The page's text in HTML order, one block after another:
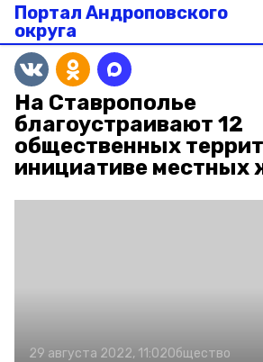
Портал Андроповского
округа
На Ставрополье
благоустраивают 12
общественных
инициативе местных
29 августа 2022, 11:02Общество